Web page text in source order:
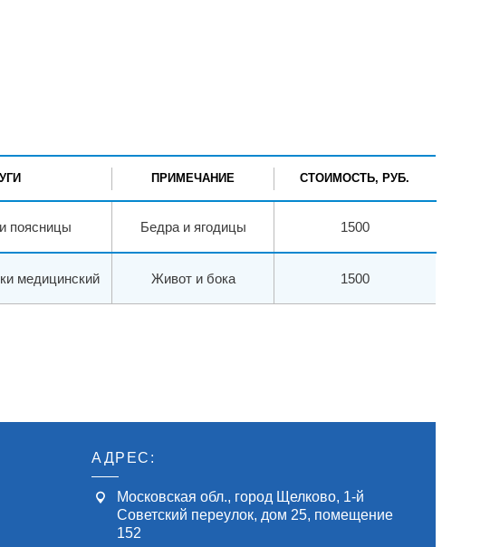
ПРИМЕЧАНИЕ СТОИМОСТЬ, РУБ.
поясницы Бедра и ягодицы 1500
медицинский Живот и бока 1500
АДРЕС:
Московская обл., город Щелково, 1-й
Советский переулок, дом 25, помещение
152